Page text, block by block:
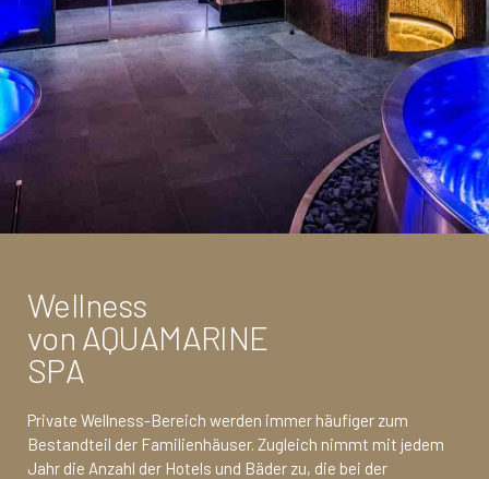
Wellness
von AQUAMARINE
SPA
Private Wellness-Bereich werden immer häufiger zum
Bestandteil der Familienhäuser. Zugleich nimmt mit jedem
Jahr die Anzahl der Hotels und Bäder zu, die bei der